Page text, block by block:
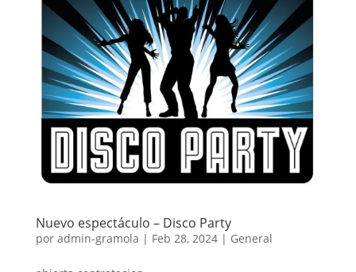
Nuevo espectáculo – Disco Party
por admin-gramola | Feb 28, 2024| General